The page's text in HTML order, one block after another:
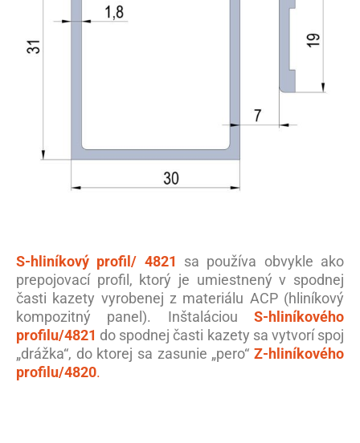
S-hliníkový profil/ 4821
sa používa obvykle ako
prepojovací profil, ktorý je umiestnený v spodnej
časti kazety vyrobenej z materiálu ACP (hliníkový
kompozitný panel). Inštaláciou S-hliníkového
profilu/4821 do spodnej časti kazety sa vytvorí spoj
„drážka“, do ktorej sa zasunie „pero“ Z-hliníkového
profilu/4820.